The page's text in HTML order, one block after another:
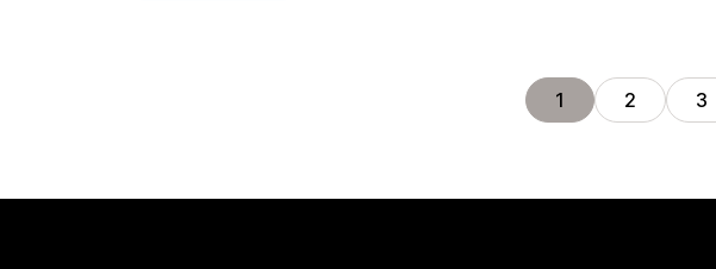
1 2 3